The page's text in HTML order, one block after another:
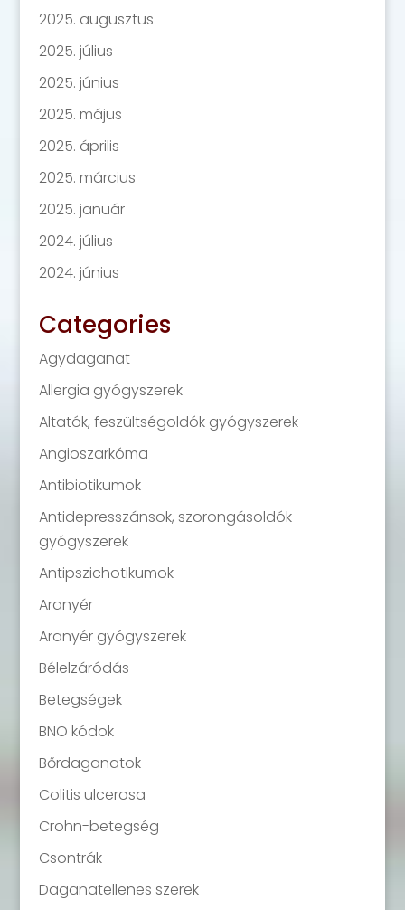
2025. augusztus
2025. július
2025. június
2025. május
2025. április
2025. március
2025. január
2024. július
2024. június
Categories
Agydaganat
Allergia gyógyszerek
Altatók, feszültségoldók gyógyszerek
Angioszarkóma
Antibiotikumok
Antidepresszánsok, szorongásoldók
gyógyszerek
Antipszichotikumok
Aranyér
Aranyér gyógyszerek
Bélelzáródás
Betegségek
BNO kódok
Bőrdaganatok
Colitis ulcerosa
Crohn-betegség
Csontrák
Daganatellenes szerek